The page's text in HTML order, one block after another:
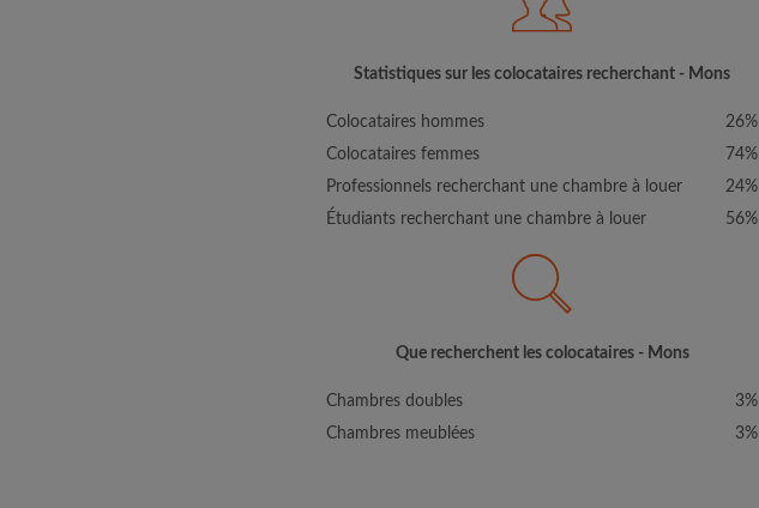
Statistiques sur les colocataires recherchant - Mons
Colocataires hommes
26%
Colocataires femmes
74%
Professionnels recherchant une chambre à louer
24%
Étudiants recherchant une chambre à louer
56%
Que recherchent les colocataires - Mons
Chambres doubles
3%
Chambres meublées
3%